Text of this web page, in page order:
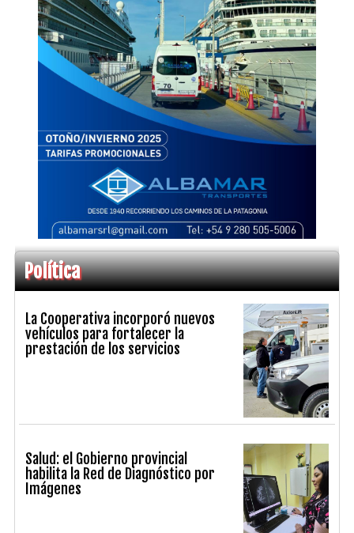
Política
La Cooperativa incorporó nuevos
vehículos para fortalecer la
prestación de los servicios
Salud: el Gobierno provincial
habilita la Red de Diagnóstico por
Imágenes